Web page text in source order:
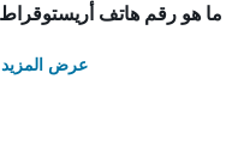
ما هو رقم هاتف
عرض المزيد